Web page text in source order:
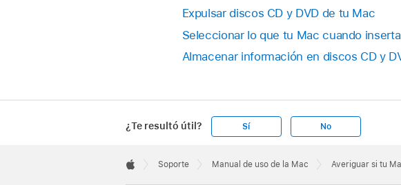
Expulsar discos CD y DVD de tu Mac
Seleccionar lo que tu Mac cuando
Almacenar información en discos CD y
¿Te resultó útil? Sí No
Footer

Soporte Manual de uso de la Mac Averiguar si tu